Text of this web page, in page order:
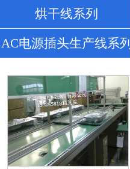
烘干线系列
AC电源插头生产线系列